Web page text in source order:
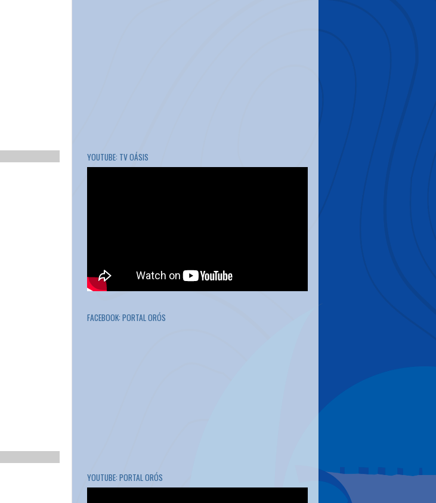
YOUTUBE: TV OÁSIS
FACEBOOK: PORTAL ORÓS
YOUTUBE: PORTAL ORÓS